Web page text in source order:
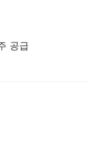
공급